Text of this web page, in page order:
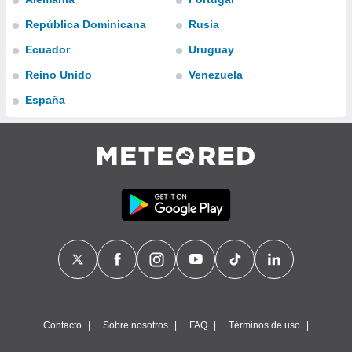
y
nuestra
cookies
República Dominicana
Ecuador
Reino Unido
España
Rusia
Uruguay
Venezuela
Contacto Sobre nosotros FAQ Términos de uso